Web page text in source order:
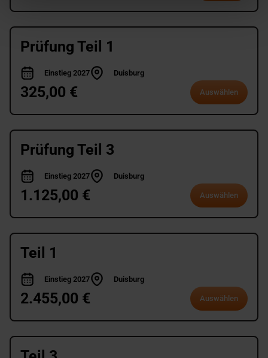
Prüfung Teil 1
Einstieg 2027 Duisburg
325,00 € Auswählen
Prüfung Teil 3
Einstieg 2027 Duisburg
1.125,00 € Auswählen
Teil 1
Einstieg 2027 Duisburg
2.455,00 € Auswählen